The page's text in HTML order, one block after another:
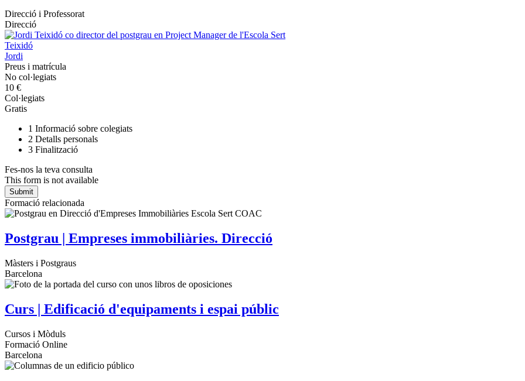
Direcció i Professorat
Direcció
Teixidó
Jordi
Preus i matrícula
No col·legiats
10 €
Col·legiats
Gratis
1 Informació sobre colegiats
2 Detalls personals
3 Finalització
Fes-nos la teva consulta
This form is not available
Formació relacionada
Postgrau | Empreses immobiliàries. Direcció
Màsters i Postgraus
Barcelona
Curs | Edificació d'equipaments i espai públic
Cursos i Mòduls
Formació Online
Barcelona